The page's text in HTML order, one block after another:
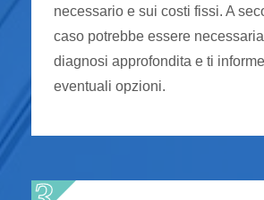
necessario e sui costi fissi. A
caso potrebbe essere
diagnosi approfondita e ti
eventuali opzioni.